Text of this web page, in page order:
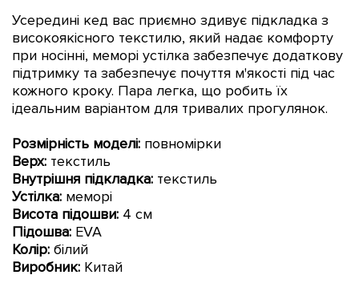
Усередині кед вас приємно здивує підкладка з
високоякісного текстилю, який надає комфорту
при носінні, меморі устілка забезпечує додаткову
підтримку та забезпечує почуття м'якості під час
кожного кроку. Пара легка, що робить їх
ідеальним варіантом для тривалих прогулянок.
Розмірність моделі: повномірки
Верх: текстиль
Внутрішня підкладка: текстиль
Устілка: меморі
Висота підошви: 4 см
Підошва: EVA
Колір: білий
Виробник: Китай